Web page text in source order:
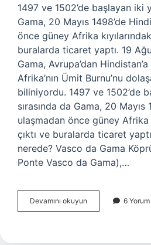
1497 ve 1502’de başlayan iki
Gama, 20 Mayıs 1498’de
önce güney Afrika
buralarda ticaret yaptı. 19
Gama, Avrupa’dan
Afrika’nın Ümit Burnu’nu
biliniyordu. 1497 ve 1502’de
sırasında da Gama, 20 Mayıs
ulaşmadan önce güney Afrika
çıktı ve buralarda ticaret
nerede? Vasco da Gama
Ponte Vasco da Gama),…
Devamını okuyun
De
Nerede
6 Yorum